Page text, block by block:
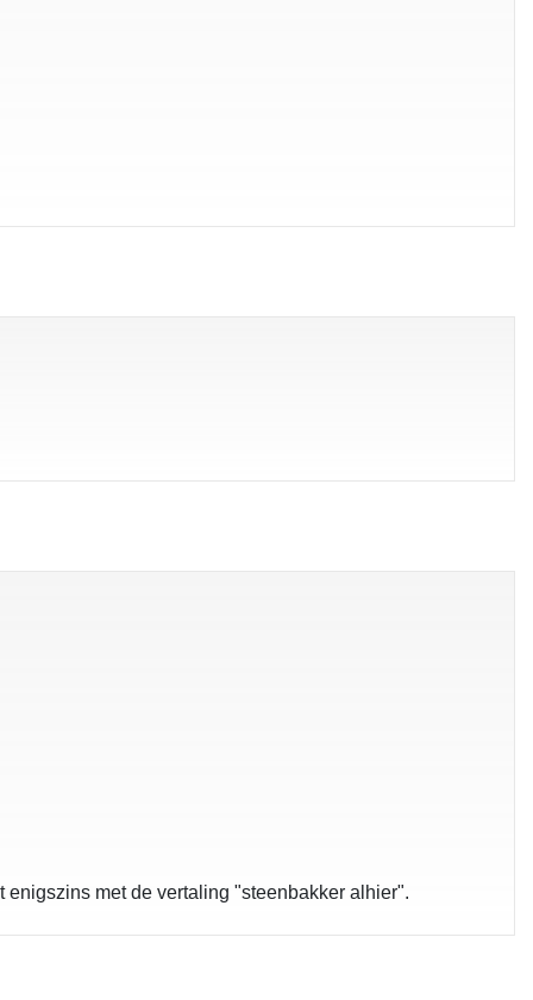
met de vertaling "steenbakker alhier".